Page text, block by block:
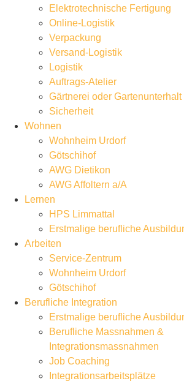
Elektrotechnische Fertigung
Online-Logistik
Verpackung
Versand-Logistik
Logistik
Auftrags-Atelier
Gärtnerei oder Gartenunterhalt
Sicherheit
Wohnen
Wohnheim Urdorf
Götschihof
AWG Dietikon
AWG Affoltern a/A
Lernen
HPS Limmattal
Erstmalige berufliche
Arbeiten
Service-Zentrum
Wohnheim Urdorf
Götschihof
Berufliche Integration
Erstmalige berufliche
Berufliche Massnahmen &
Integrationsmassnahmen
Job Coaching
Integrationsarbeitsplätze